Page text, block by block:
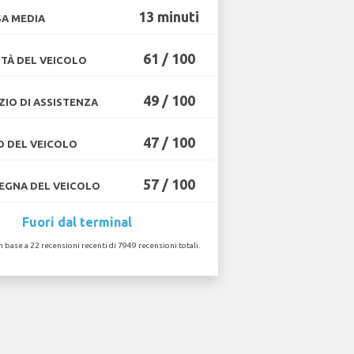
MEDIA 13 minuti
DEL VEICOLO 61 / 100
DI ASSISTENZA 49 / 100
DEL VEICOLO 47 / 100
DEL VEICOLO 57 / 100
Fuori dal terminal
base a 22 recensioni recenti di 7949 recensioni totali.